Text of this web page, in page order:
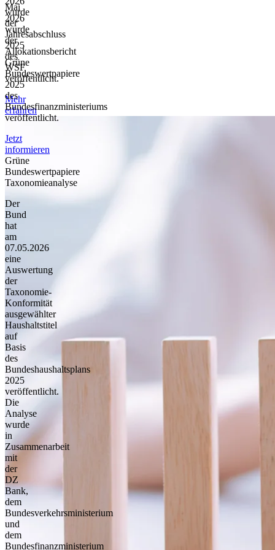
wurde
der
Jahresabschluss
2025
des
WSF
veröffentlicht.
Mehr
erfahren
Mai
2026
wurde
der
Allokationsbericht
Grüne
Bundeswertpapiere
2025
des
Bundesfinanzministeriums
veröffentlicht.
Jetzt
informieren
Grüne
Bundeswertpapiere
Taxonomieanalyse
Der
Bund
hat
am
07.05.2026
eine
Auswertung
der
Taxonomie-
Konformität
ausgewählter
Haushaltstitel
auf
Basis
des
Bundeshaushaltsplans
2025
veröffentlicht.
Die
Analyse
wurde
in
Zusammenarbeit
mit
der
DZ
Bank,
dem
Bundesverkehrsministerium
und
dem
Bundesfinanzministerium